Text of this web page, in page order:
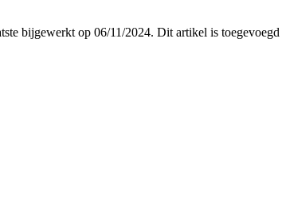
bijgewerkt op 06/11/2024. Dit artikel is